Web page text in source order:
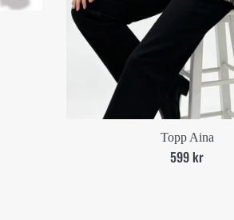
Topp Aina
Ord.
599 kr